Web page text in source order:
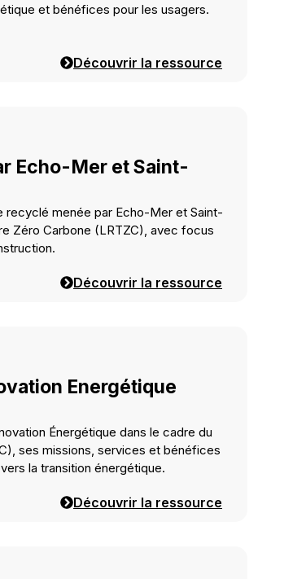
et bénéfices pour les usagers.
Découvrir la ressource
Echo-Mer et Saint-
recyclé menée par Echo-Mer et Saint-
Zéro Carbone (LRTZC), avec focus
Découvrir la ressource
Energétique
Énergétique dans le cadre du
ses missions, services et bénéfices
la transition énergétique.
Découvrir la ressource